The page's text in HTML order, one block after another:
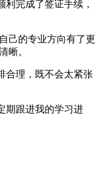
利完成了签证手续，
己的专业方向有了更
晰。
合理，既不会太紧张
期跟进我的学习进